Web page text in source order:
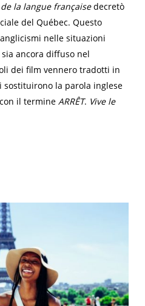
la langue françaisedecretò
del Québec. Questo
nelle situazioni
sia ancora diffuso nel
dei film vennero tradotti in
sostituirono la parola inglese
il termine ARRÊT. Vive le